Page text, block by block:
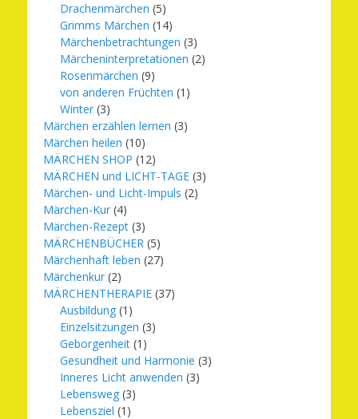
Drachenmärchen (5)
Grimms Märchen (14)
Märchenbetrachtungen (3)
Märcheninterpretationen (2)
Rosenmärchen (9)
von anderen Früchten (1)
Winter (3)
Märchen erzählen lernen (3)
Märchen heilen (10)
MÄRCHEN SHOP (12)
MÄRCHEN und LICHT-TAGE (3)
Märchen- und Licht-Impuls (2)
Märchen-Kur (4)
Märchen-Rezept (3)
MÄRCHENBÜCHER (5)
Märchenhaft leben (27)
Märchenkur (2)
MÄRCHENTHERAPIE (37)
Ausbildung (1)
Einzelsitzungen (3)
Geborgenheit (1)
Gesundheit und Harmonie (3)
Inneres Licht anwenden (3)
Lebensweg (3)
Lebensziel (1)